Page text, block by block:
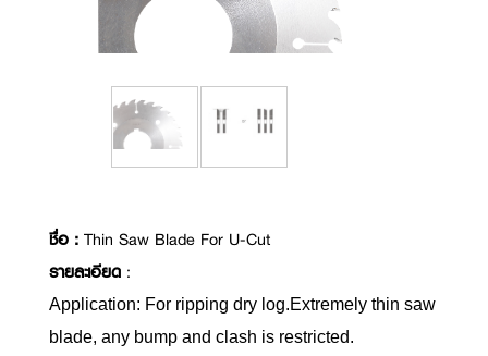
ชื่อ : Thin Saw Blade For U-Cut
รายละเอียด :
Application: For ripping dry log.Extremely thin saw
blade, any bump and clash is restricted.